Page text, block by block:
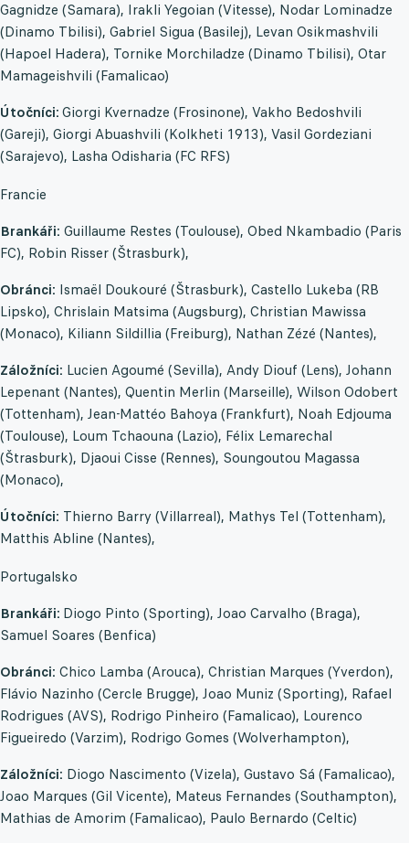
Gagnidze (Samara), Irakli Yegoian (Vitesse), Nodar Lominadze
(Dinamo Tbilisi), Gabriel Sigua (Basilej), Levan Osikmashvili
(Hapoel Hadera), Tornike Morchiladze (Dinamo Tbilisi), Otar
Mamageishvili (Famalicao)
Útočníci: Giorgi Kvernadze (Frosinone), Vakho Bedoshvili
(Gareji), Giorgi Abuashvili (Kolkheti 1913), Vasil Gordeziani
(Sarajevo), Lasha Odisharia (FC RFS)
Francie
Brankáři: Guillaume Restes (Toulouse), Obed Nkambadio (Paris
FC), Robin Risser (Štrasburk),
Obránci: Ismaël Doukouré (Štrasburk), Castello Lukeba (RB
Lipsko), Chrislain Matsima (Augsburg), Christian Mawissa
(Monaco), Kiliann Sildillia (Freiburg), Nathan Zézé (Nantes),
Záložníci: Lucien Agoumé (Sevilla), Andy Diouf (Lens), Johann
Lepenant (Nantes), Quentin Merlin (Marseille), Wilson Odobert
(Tottenham), Jean-Mattéo Bahoya (Frankfurt), Noah Edjouma
(Toulouse), Loum Tchaouna (Lazio), Félix Lemarechal
(Štrasburk), Djaoui Cisse (Rennes), Soungoutou Magassa
(Monaco),
Útočníci: Thierno Barry (Villarreal), Mathys Tel (Tottenham),
Matthis Abline (Nantes),
Portugalsko
Brankáři: Diogo Pinto (Sporting), Joao Carvalho (Braga),
Samuel Soares (Benfica)
Obránci: Chico Lamba (Arouca), Christian Marques (Yverdon),
Flávio Nazinho (Cercle Brugge), Joao Muniz (Sporting), Rafael
Rodrigues (AVS), Rodrigo Pinheiro (Famalicao), Lourenco
Figueiredo (Varzim), Rodrigo Gomes (Wolverhampton),
Záložníci: Diogo Nascimento (Vizela), Gustavo Sá (Famalicao),
Joao Marques (Gil Vicente), Mateus Fernandes (Southampton),
Mathias de Amorim (Famalicao), Paulo Bernardo (Celtic)